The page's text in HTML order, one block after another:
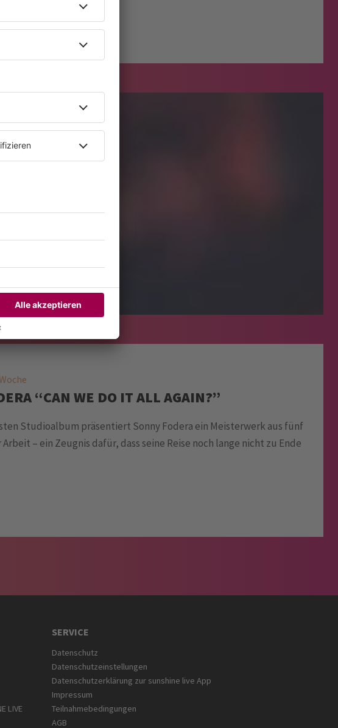
“CAN WE DO IT ALL AGAIN?”
Studioalbum präsentiert Sonny Fodera ein Meisterwerk aus fünf
– ein Zeugnis dafür, dass seine Reise noch lange nicht zu Ende
LIVE
SERVICE
Datenschutz
Datenschutzeinstellungen
Datenschutzerklärung zur sunshine live App
Impressum
Teilnahmebedingungen
AGB